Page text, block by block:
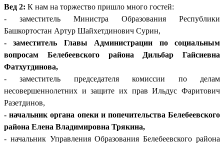
Вед 2: К нам на торжество пришло много гостей:
- заместитель Министра Образования Республики
Башкортостан Артур Шайхетдинович Сурин,
- заместитель Главы Администрации по социальным
вопросам Белебеевского района Дильбар Гайсиевна
Фатхутдинова,
- заместитель председателя комиссии по делам
несовершеннолетних и защите их прав Ильдус Фаритович
Разетдинов,
- начальник органа опеки и попечительства Белебеевского
района Елена Владимировна Трякина,
- начальник Управления Образования Белебеевского района